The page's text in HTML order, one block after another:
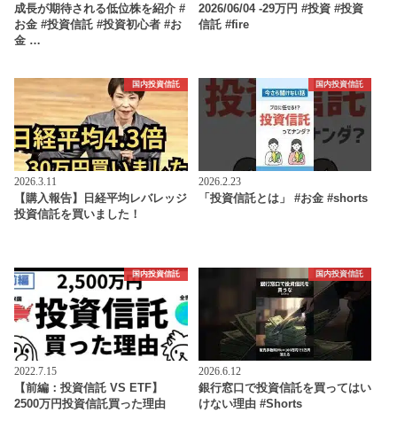
成長が期待される低位株を紹介 #
お金 #投資信託 #投資初心者 #お
金 …
2026/06/04 -29万円 #投資 #投資
信託 #fire
国内投資信託
2026.3.11
【購入報告】日経平均レバレッジ
投資信託を買いました！
国内投資信託
2026.2.23
「投資信託とは」 #お金 #shorts
国内投資信託
2022.7.15
【前編：投資信託 VS ETF】
2500万円投資信託買った理由
国内投資信託
2026.6.12
銀行窓口で投資信託を買ってはい
けない理由 #Shorts